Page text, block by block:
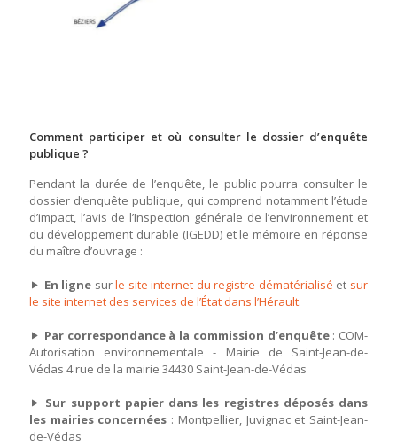
Comment participer et où consulter le dossier d’enquête
publique ?
Pendant la durée de l’enquête, le public pourra consulter le
dossier d’enquête publique, qui comprend notamment l’étude
d’impact, l’avis de l’Inspection générale de l’environnement et
du développement durable (IGEDD) et le mémoire en réponse
du maître d’ouvrage :
En ligne surle site internet du registre dématérialisé et sur
le site internet des services de l’État dans l’Hérault.
Par correspondance à la commission d’enquête: COM-
Autorisation environnementale - Mairie de Saint-Jean-de-
Védas 4 rue de la mairie 34430 Saint-Jean-de-Védas
Sur support papier dans les registres déposés dans
les mairies concernées : Montpellier, Juvignac et Saint-Jean-
de-Védas